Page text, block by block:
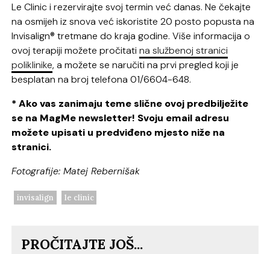
Le Clinic i rezervirajte svoj termin već danas. Ne čekajte
na osmijeh iz snova već iskoristite 20 posto popusta na
Invisalign® tretmane do kraja godine. Više informacija o
ovoj terapiji možete pročitatina službenoj stranici
poliklinike, a možete se naručiti na prvi pregled koji je
besplatan na broj telefona 01/6604-648.
* Ako vas zanimaju teme slične ovoj predbilježite
se na MagMe newsletter! Svoju email adresu
možete upisati u predviđeno mjesto niže na
stranici.
Fotografije: Matej Rebernišak
invisalign le clinic
PROČITAJTE JOŠ...